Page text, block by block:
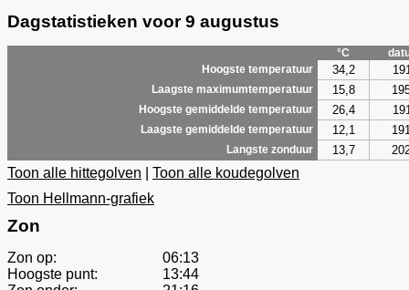
Dagstatistieken voor 9 augustus
°C
Hoogste temperatuur
34,2
Laagste maximumtemperatuur 15,8
Hoogste gemiddelde temperatuur 26,4
Laagste gemiddelde temperatuur 12,1
Langste zonduur 13,7
Toon alle hittegolven
Toon alle koudegolven
Toon Hellmann-grafiek
Zon
Zon op:
06:13
Hoogste punt:
13:44